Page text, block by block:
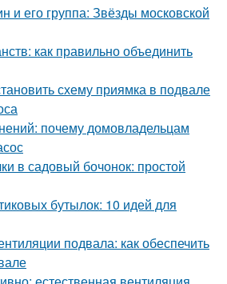
и его группа: Звёзды московской
как правильно объединить
схему приямка в подвале
почему домовладельцам
в садовый бочонок: простой
бутылок: 10 идей для
подвала: как обеспечить